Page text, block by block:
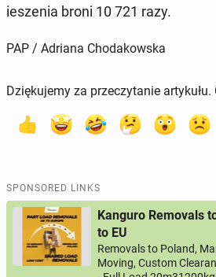
ieszenia broni 10 721 razy.
PAP / Adriana Chodakowska
Dziękujemy za przeczytanie
SPONSORED LINKS
Kanguro Removals
to EU
Removals to Poland,
Moving, Custom